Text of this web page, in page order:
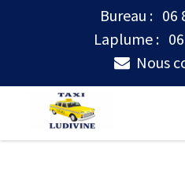
Bureau : 06
Laplume :
Nous